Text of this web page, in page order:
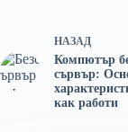
НАЗАД
Компютър
сървър:
как работи